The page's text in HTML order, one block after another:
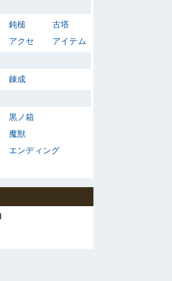
鈍槌
古塔
アクセ
アイテム
錬成
黒ノ箱
魔獣
エンディング